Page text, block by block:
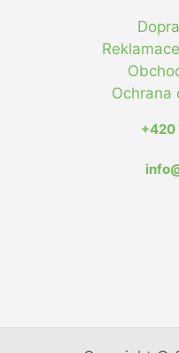
Ochrana
+420